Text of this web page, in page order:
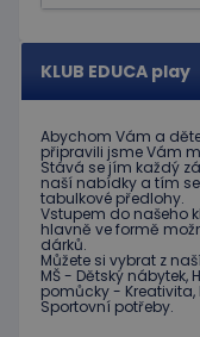
KLUB EDUCA play
Abychom Vám a
připravili jsmeVám
Stává se jím každý
naší nabídky a tím se
tabulkové předlohy.
Vstupem do našeho
hlavně veformě
dárků.
Můžete si vybrat z
MŠ- Dětský nábytek,
pomůcky- Kreativita,
Sportovní potřeby.
eshopcartid